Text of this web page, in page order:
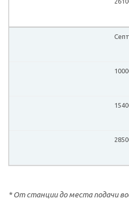
* От станции до места подачи